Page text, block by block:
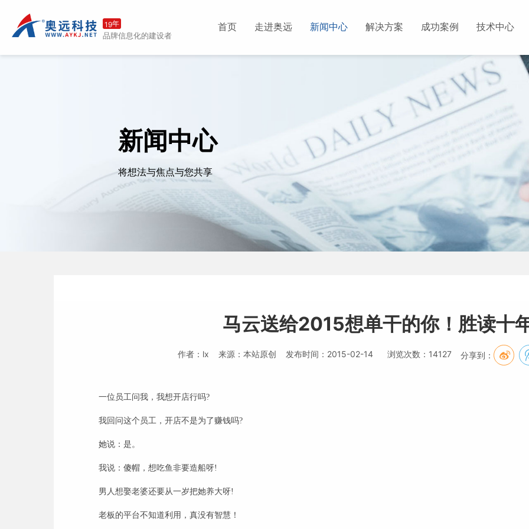
19年
品牌信息化的建设者
首页 走进奥远 新闻中心 解决方案 成功案例 技术中心
新闻中心
将想法与焦点与您共享
马云送给2015想单干的你！胜读十
作者：lx 来源：本站原创 发布时间：2015-02-14 浏览次数：14127 分享到：
一位员工问我，我想开店行吗?
我回问这个员工，开店不是为了赚钱吗?
她说：是。
我说：傻帽，想吃鱼非要造船呀!
男人想娶老婆还要从一岁把她养大呀!
老板的平台不知道利用，真没有智慧！